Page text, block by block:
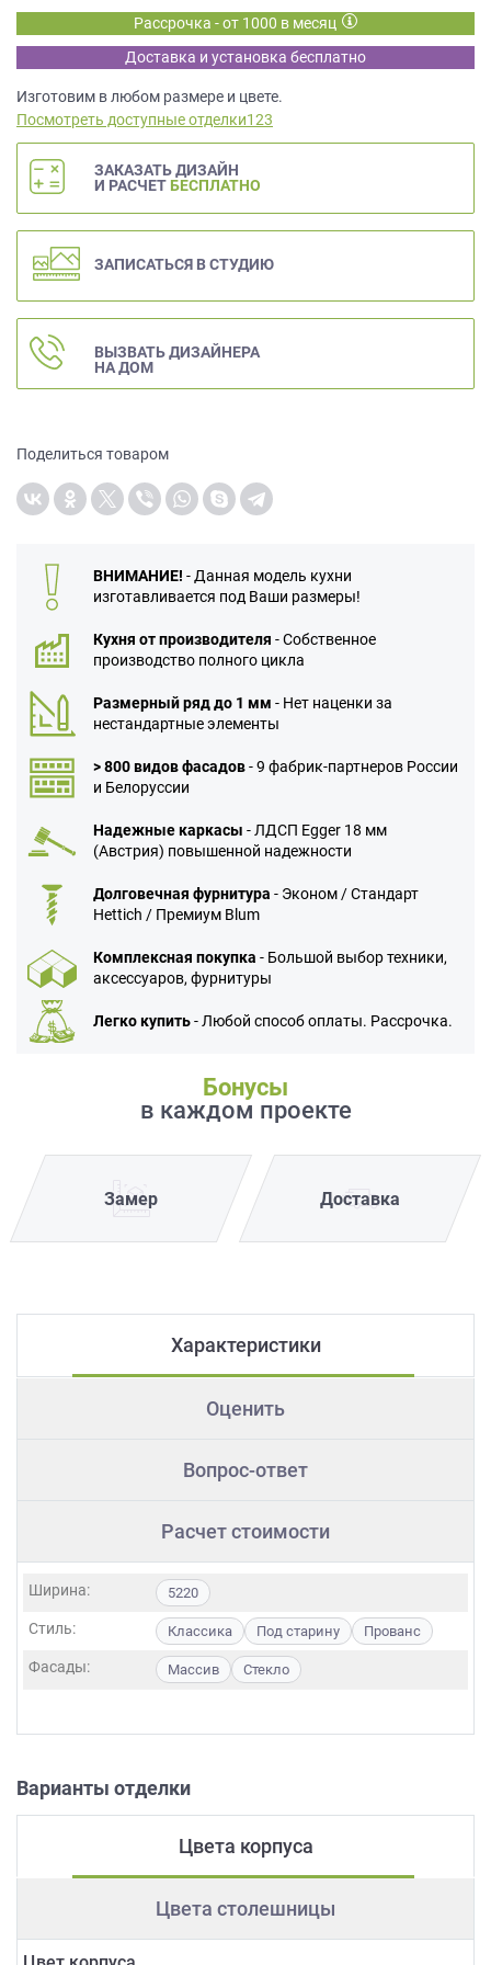
Рассрочка - от 1000 в месяц
Доставка и установка бесплатно
Изготовим в любом размере и цвете.
Посмотреть доступные отделки123
ЗАКАЗАТЬ ДИЗАЙН
И РАСЧЕТ БЕСПЛАТНО
ЗАПИСАТЬСЯ В СТУДИЮ
ВЫЗВАТЬ ДИЗАЙНЕРА
НА ДОМ
Поделиться товаром
ВНИМАНИЕ! - Данная модель кухни
изготавливается под Ваши размеры!
Кухня от производителя - Собственное
производство полного цикла
Размерный ряд до 1 мм - Нет наценки за
нестандартные элементы
> 800 видов фасадов- 9 фабрик-партнеров России
и Белоруссии
Надежные каркасы - ЛДСП Egger 18 мм
(Австрия) повышенной надежности
Долговечная фурнитура - Эконом / Стандарт
Hettich / Премиум Blum
Комплексная покупка - Большой выбор техники,
аксессуаров, фурнитуры
Легко купить- Любой способ оплаты. Рассрочка.
Бонусы
в каждом проекте
Замер Доставка
Характеристики
Оценить
Вопрос-ответ
Расчет стоимости
Ширина: 5220
Стиль: Классика Под старину Прованс
Фасады: Массив Стекло
Варианты отделки
Цвета корпуса
Цвета столешницы